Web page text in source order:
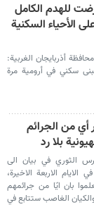
للهدم الكامل
الأحياء السكنية
أذربايجان الغربية:
سكني في أرومية مرة
من الجرائم
بلا رد
الثوري في بيان الى
الايام الاربعة الاخيرة،
بان ايّا من جرائمهم
الغاصب ستتابع في